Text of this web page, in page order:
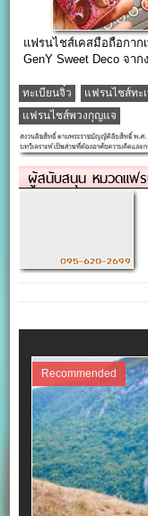
แฟรนไชส์เคสมือถือกาก
GenY Sweet Deco จาก
ทะเบียนจิ๋ว แฟรนไชส์ทะ
แฟรนไชส์พวงกุญแจ
ผู้สนับสนุน หมวดแฟร
Recommended